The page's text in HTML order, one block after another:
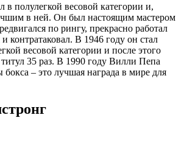
полулегкой весовой категории и,
в ней. Он был настоящим мастером
по рингу, прекрасно работал
контратаковал. В 1946 году он стал
весовой категории и после этого
35 раз. В 1990 году Вилли Пепа
– это лучшая награда в мире для